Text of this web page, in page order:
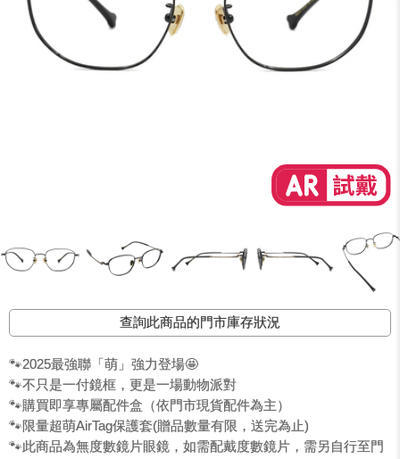
查詢此商品的門市庫存狀況
🐾2025最強聯「萌」強力登場🤩
🐾不只是一付鏡框，更是一場動物派對
🐾購買即享專屬配件盒（依門市現貨配件為主）
🐾限量超萌AirTag保護套(贈品數量有限，送完為止)
🐾此商品為無度數鏡片眼鏡，如需配戴度數鏡片，需另自行至門